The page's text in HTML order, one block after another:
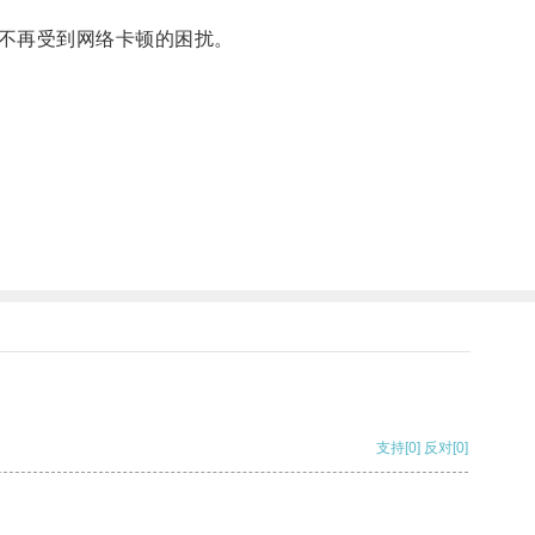
受到网络卡顿的困扰。
支持[0] 反对[0]